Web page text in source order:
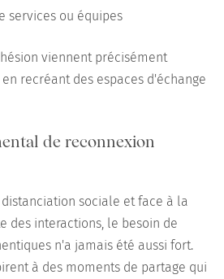
services ou équipes
viennent précisément
recréant des espaces d'échange
de reconnexion
sociale et face à la
des interactions, le besoin de
n'a jamais été aussi fort.
à des moments de partage qui